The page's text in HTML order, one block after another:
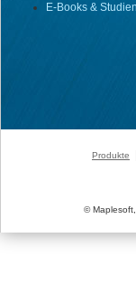
E-Books &
Produkte
© Maplesoft,